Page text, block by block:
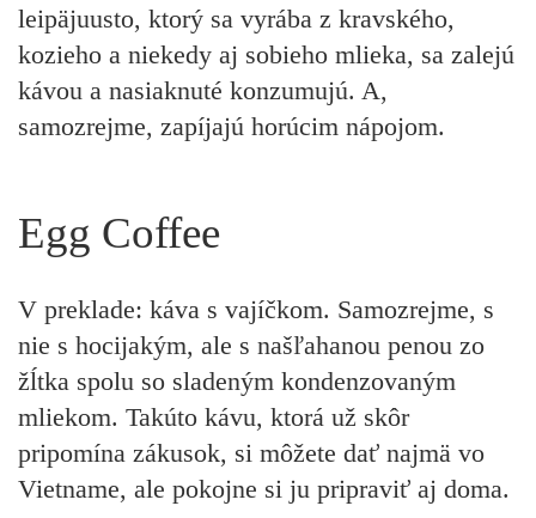
leipäjuusto, ktorý sa vyrába z kravského,
kozieho a niekedy aj sobieho mlieka, sa zalejú
kávou a nasiaknuté konzumujú. A,
samozrejme, zapíjajú horúcim nápojom.
Egg Coffee
V preklade: káva s vajíčkom. Samozrejme, s
nie s hocijakým, ale s našľahanou penou zo
žĺtka spolu so sladeným kondenzovaným
mliekom. Takúto kávu, ktorá už skôr
pripomína zákusok, si môžete dať najmä vo
Vietname, ale pokojne si ju pripraviť aj doma.